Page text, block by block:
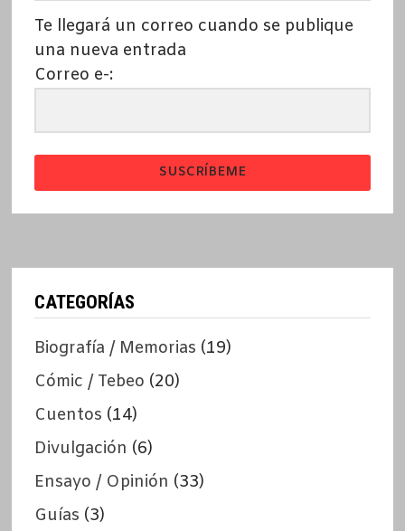
Te llegará un correo cuando se publique
una nueva entrada
Correo e-:
SUSCRÍBEME
CATEGORÍAS
Biografía / Memorias (19)
Cómic / Tebeo (20)
Cuentos (14)
Divulgación (6)
Ensayo / Opinión (33)
Guías (3)